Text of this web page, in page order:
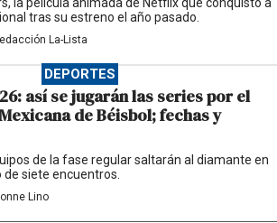
tras su estreno el año pasado.
La-Lista
DEPORTES
así se jugarán las series por el
de Béisbol; fechas y
de la fase regular saltarán al diamante en
siete encuentros.
Lino